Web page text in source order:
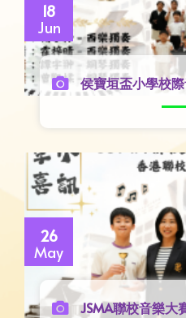
18
Jun
侯寶垣盃小學校
26
May
JSMA聯校音樂大